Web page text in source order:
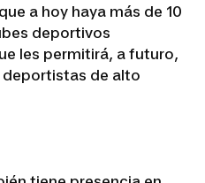
a hoy haya más de 10
deportivos
les permitirá, a futuro,
deportistas de alto